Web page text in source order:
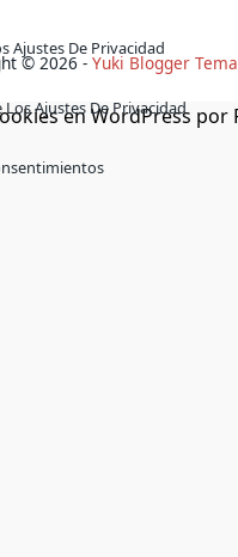
Ajustes De Privacidad
Los Ajustes De Privacidad
© 2026 - Yuki Blogger Tema
en WordPress por